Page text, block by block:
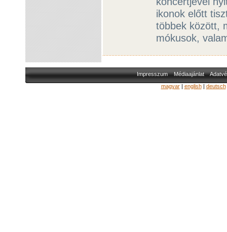
ikonok előtt
többek között,
mókusok,
Impresszum Médiaajánlat
magyar| english| deutsch